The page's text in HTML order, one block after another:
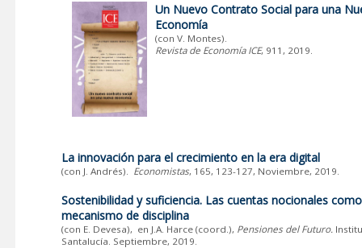
Un Nuevo Contrato Social para una
Economía
(con V. Montes).
Revista de Economía ICE, 911, 2019.
La innovación para el crecimiento en la era digital
(con J. Andrés). Economistas, 165, 123-127, Noviembre, 2019.
Sostenibilidad y suficiencia. Las cuentas nocionales como
mecanismo de disciplina
(con E. Devesa), en J.A. Harce (coord.), Pensiones del Futuro.
Santalucía. Septiembre, 2019.